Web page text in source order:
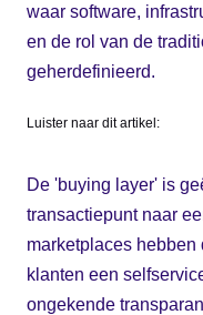
waar software,
en de rol van de
geherdefinieerd.
Luister naar dit artikel:
De 'buying layer' is
transactiepunt naar
marketplaces hebben
klanten een
ongekende